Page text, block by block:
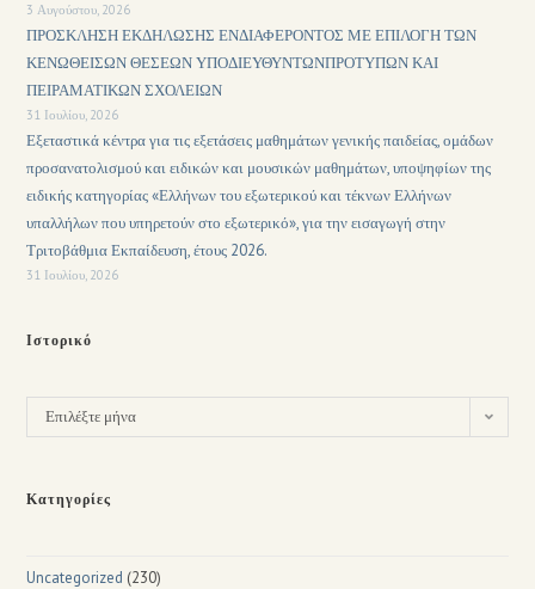
3 Αυγούστου, 2026
ΠΡΟΣΚΛΗΣΗ ΕΚΔΗΛΩΣΗΣ ΕΝΔΙΑΦΕΡΟΝΤΟΣ ΜΕ ΕΠΙΛΟΓΗ ΤΩΝ
ΚΕΝΩΘΕΙΣΩΝ ΘΕΣΕΩΝ ΥΠΟΔΙΕΥΘΥΝΤΩΝΠΡΟΤΥΠΩΝ ΚΑΙ
ΠΕΙΡΑΜΑΤΙΚΩΝ ΣΧΟΛΕΙΩΝ
31 Ιουλίου, 2026
Εξεταστικά κέντρα για τις εξετάσεις μαθημάτων γενικής παιδείας, ομάδων
προσανατολισμού και ειδικών και μουσικών μαθημάτων, υποψηφίων της
ειδικής κατηγορίας «Ελλήνων του εξωτερικού και τέκνων Ελλήνων
υπαλλήλων που υπηρετούν στο εξωτερικό», για την εισαγωγή στην
Τριτοβάθμια Εκπαίδευση, έτους 2026.
31 Ιουλίου, 2026
Ιστορικό
Επιλέξτε μήνα
Κατηγορίες
Uncategorized (230)